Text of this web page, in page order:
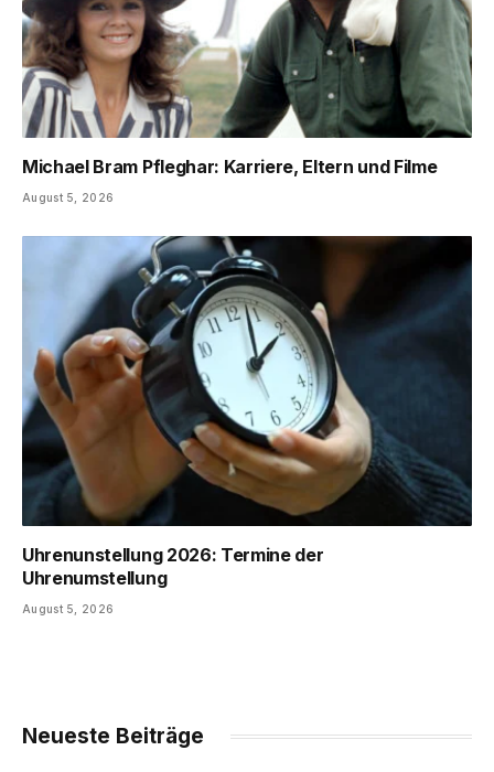
Michael Bram Pfleghar: Karriere, Eltern und Filme
August 5, 2026
Uhrenunstellung 2026: Termine der
Uhrenumstellung
August 5, 2026
Neueste Beiträge